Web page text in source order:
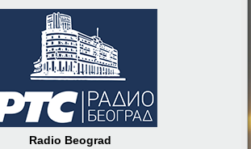
Radio Beograd